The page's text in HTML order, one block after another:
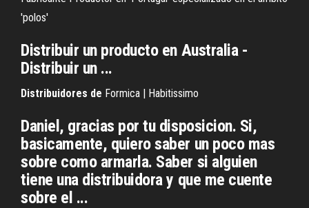
'polos'
Distribuir un producto en Australia -
Distribuir un ...
Distribuidores de Formica | Habitissimo
Daniel, gracias por tu disposicion. Si,
basicamente, quiero saber un poco mas
sobre como armarla. Saber si alguien
tiene una distribuidora y que me cuente
sobre el ...